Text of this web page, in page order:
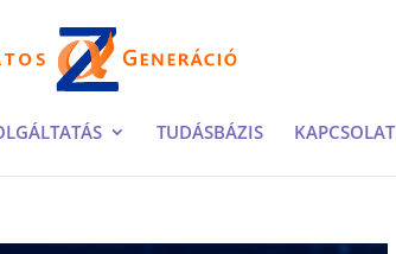
TUDÁSBÁZIS KAPCSOLAT